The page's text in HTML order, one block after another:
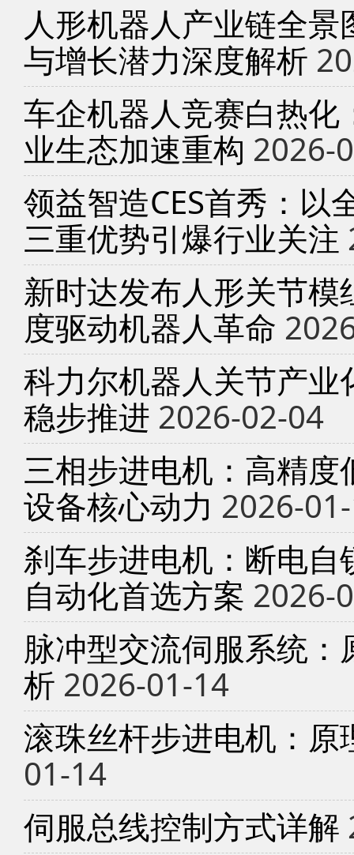
人形机器人产业链全
与增长潜力深度解析
车企机器人竞赛白热
业生态加速重构 2026-
领益智造CES首秀：以
三重优势引爆行业关注
新时达发布人形关节
度驱动机器人革命
科力尔机器人关节产
稳步推进 2026-02-04
三相步进电机：高精
设备核心动力 2026-
刹车步进电机：断电
自动化首选方案 2026-
脉冲型交流伺服系统
析 2026-01-14
滚珠丝杆步进电机：
01-14
伺服总线控制方式详解